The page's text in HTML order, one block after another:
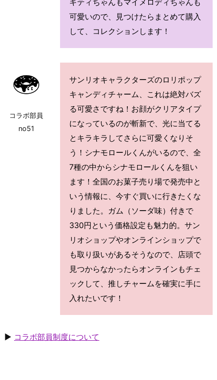
可愛いので、見つけたらまとめて購入
して、コレクションします！
コラボ部員
no51
サンリオキャラクターズのロリポップ
キャンディチャーム、これは絶対バズ
る可愛さですね！お顔がクリアタイプ
になっているのが斬新で、光に当てる
とキラキラしてさらに可愛くなりそ
う！シナモロールくんがいるので、全
7種の中からシナモロールくんを狙い
ます！全国のお菓子売り場で発売中と
いう情報に、今すぐ買いに行きたくな
りました。ガム（ソーダ味）付きで
330円という価格設定も魅力的。サン
リオショップやオンラインショップで
も取り扱いがあるそうなので、店頭で
見つからなかったらオンラインもチェ
ックして、推しチャームを確実に手に
入れたいです！
▶ コラボ部員制度について